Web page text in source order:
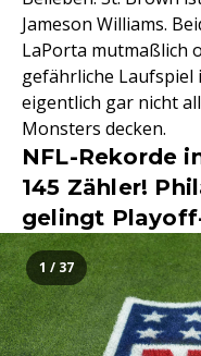
Jameson Williams.
LaPorta mutmaßlich
gefährliche Laufspiel
eigentlich gar nicht
Monsters decken.
NFL-Rekorde
145 Zähler!
gelingt
1 / 37